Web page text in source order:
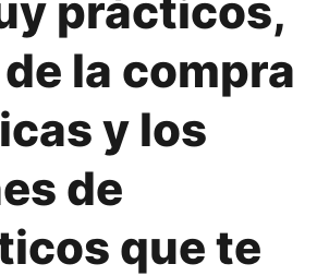
prácticos,
la compra
y los
de
que te